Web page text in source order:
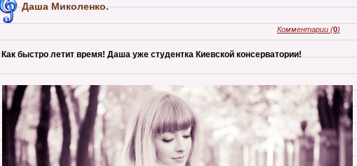
Даша Миколенко.
Комментарии (0)
Как быстро летит время! Даша уже студентка Киевской консерватории!